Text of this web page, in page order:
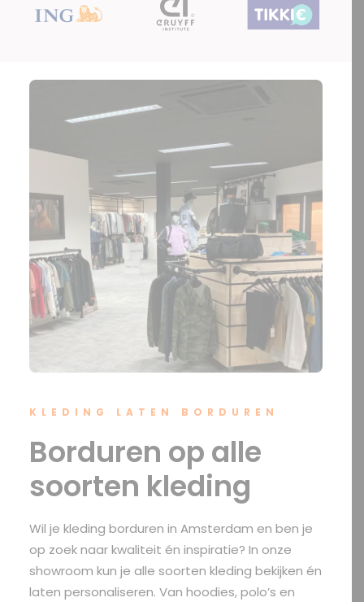
KLEDING LATEN BORDUREN
Borduren op alle
soorten kleding
Wil je kleding borduren in Amsterdam en ben je
op zoek naar kwaliteit én inspiratie? In onze
showroom kun je alle soorten kleding bekijken én
laten personaliseren. Van hoodies, polo’s en